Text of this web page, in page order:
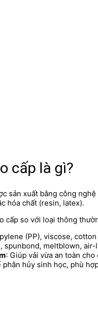
cấp là gì?
sản xuất bằng công
hóa chất (resin, latex).
cấp so với loại thông
(PP), viscose,
spunbond, meltblown,
: Giúp vải vừa an toàn
phân hủy sinh học, phù